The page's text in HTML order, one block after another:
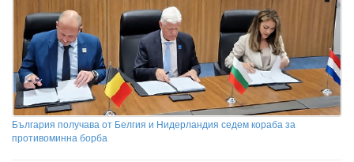
България получава от Белгия и Нидерландия седем кораба за
противоминна борба